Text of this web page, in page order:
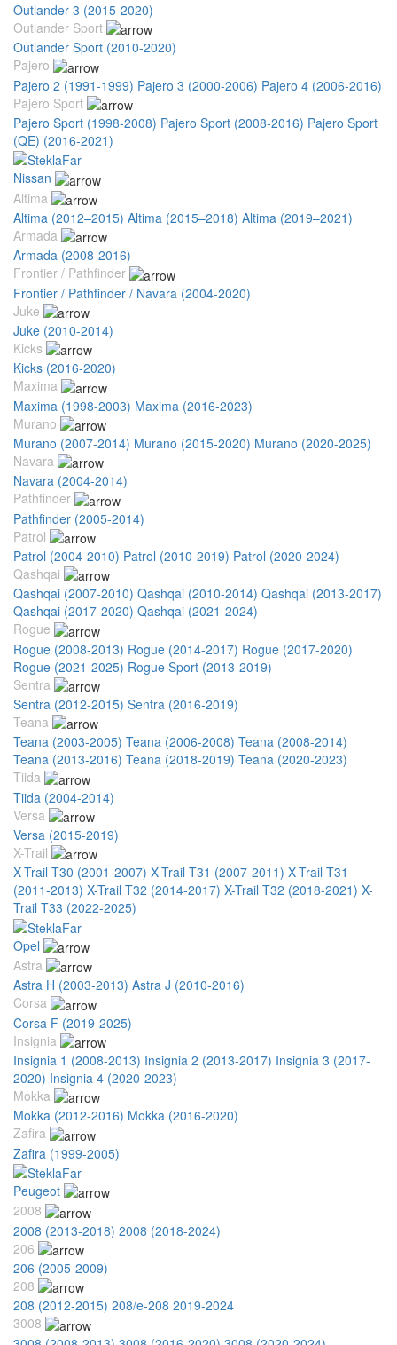
Outlander 3 (2015-2020)
Outlander Sport
Outlander Sport (2010-2020)
Pajero
Pajero 2 (1991-1999) Pajero 3 (2000-2006) Pajero 4 (2006-2016)
Pajero Sport
Pajero Sport (1998-2008) Pajero Sport (2008-2016) Pajero Sport
(QE) (2016-2021)
Nissan
Altima
Altima (2012–2015) Altima (2015–2018) Altima (2019–2021)
Armada
Armada (2008-2016)
Frontier / Pathfinder
Frontier / Pathfinder / Navara (2004-2020)
Juke
Juke (2010-2014)
Kicks
Kicks (2016-2020)
Maxima
Maxima (1998-2003) Maxima (2016-2023)
Murano
Murano (2007-2014) Murano (2015-2020) Murano (2020-2025)
Navara
Navara (2004-2014)
Pathfinder
Pathfinder (2005-2014)
Patrol
Patrol (2004-2010) Patrol (2010-2019) Patrol (2020-2024)
Qashqai
Qashqai (2007-2010) Qashqai (2010-2014) Qashqai (2013-2017)
Qashqai (2017-2020) Qashqai (2021-2024)
Rogue
Rogue (2008-2013) Rogue (2014-2017) Rogue (2017-2020)
Rogue (2021-2025) Rogue Sport (2013-2019)
Sentra
Sentra (2012-2015) Sentra (2016-2019)
Teana
Teana (2003-2005) Teana (2006-2008) Teana (2008-2014)
Teana (2013-2016) Teana (2018-2019) Teana (2020-2023)
Tiida
Tiida (2004-2014)
Versa
Versa (2015-2019)
X-Trail
X-Trail T30 (2001-2007) X-Trail T31 (2007-2011) X-Trail T31
(2011-2013) X-Trail T32 (2014-2017) X-Trail T32 (2018-2021) X-
Trail T33 (2022-2025)
Opel
Astra
Astra H (2003-2013) Astra J (2010-2016)
Corsa
Corsa F (2019-2025)
Insignia
Insignia 1 (2008-2013) Insignia 2 (2013-2017) Insignia 3 (2017-
2020) Insignia 4 (2020-2023)
Mokka
Mokka (2012-2016) Mokka (2016-2020)
Zafira
Zafira (1999-2005)
Peugeot
2008
2008 (2013-2018) 2008 (2018-2024)
206
206 (2005-2009)
208
208 (2012-2015) 208/e-208 2019-2024
3008